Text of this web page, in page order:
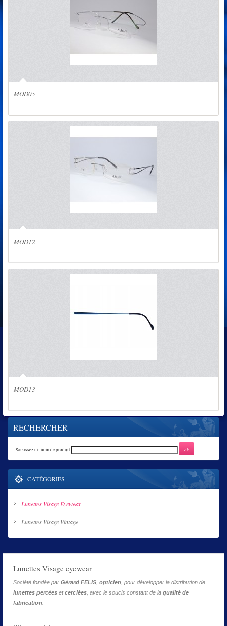
MOD05
MOD12
MOD13
RECHERCHER
Saisissez un nom de produit
CATÉGORIES
Lunettes Visage Eyewear
Lunettes Visage Vintage
Lunettes Visage eyewear
Société fondée par Gérard FELIS opticien , pour développer la distribution de
lunettes percées etcerclées , avec le soucis constant de la qualité de
fabrication